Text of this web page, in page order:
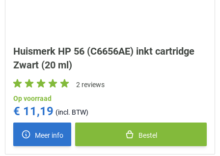
Huismerk HP 56 (C6656AE) inkt cartridge
Zwart (20 ml)
2 reviews
Op voorraad
€ 11,19
Meer info Bestel